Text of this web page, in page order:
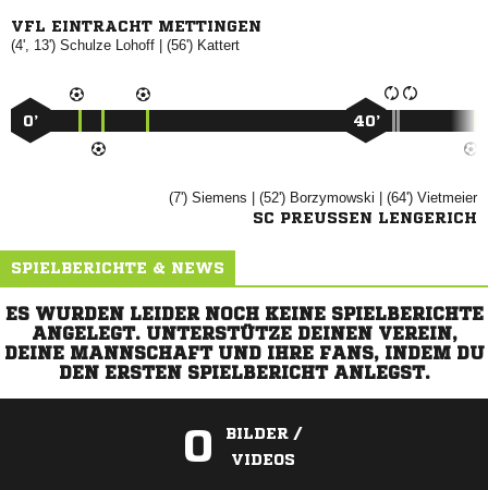
VFL EINTRACHT METTINGEN
(4', 13')   | (56') 
0’ 40’
(7')  | (52')  | (64') 
SC PREUSSEN LENGERICH
SPIELBERICHTE & NEWS
ES WURDEN LEIDER NOCH KEINE SPIELBERICHTE
ANGELEGT. UNTERSTÜTZE DEINEN VEREIN,
DEINE MANNSCHAFT UND IHRE FANS, INDEM DU
DEN ERSTEN SPIELBERICHT ANLEGST.
0
BILDER /
VIDEOS